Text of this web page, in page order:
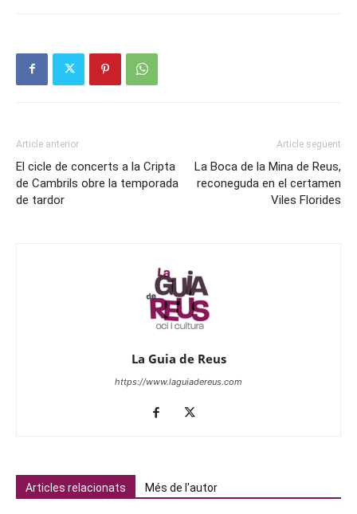
Article anterior
El cicle de concerts a la Cripta
de Cambrils obre la temporada
de tardor
Article següent
La Boca de la Mina de Reus,
reconeguda en el certamen
Viles Florides
La Guia de Reus
https://www.laguiadereus.com
Articles relacionats Més de l'autor